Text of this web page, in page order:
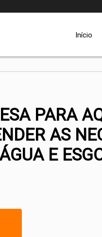
Início
PARA
AS
E